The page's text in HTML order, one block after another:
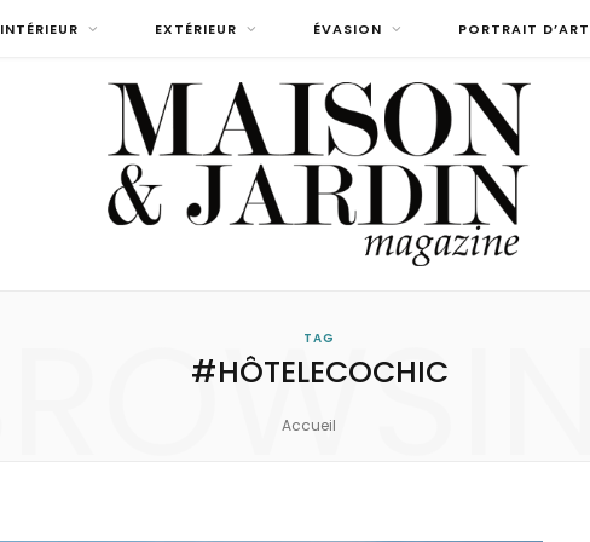
INTÉRIEUR EXTÉRIEUR ÉVASION PORTRAIT
TAG
#HÔTELECOCHIC
Accueil